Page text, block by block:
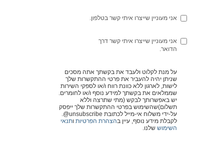
אני מעוניין שייצרו איתי קשר בטלפון.
אני מעוניין שייצרו איתי קשר דרך
הדואר.
על מנת לקלוט ולעבד את בקשתך אתה מסכים
שניתן יהיה להעביר את פרטי ההתקשרות שלך
לישות, לארגון ללא כוונת רווח ו/או לספקי השירות
שממלאים את בקשתך למידע נוסף ו/או לחומרים.
יש באפשרותך לבקש (מתי שתרצה וללא
תשלום)שהשימוש בפרטי ההתקשרות שלך ייפסק
על-ידי משלוח אי-מייל לכתובת unsubscribe@
.
לקבלת מידע נוסף, עיין בהצהרת הפרטיות ותנאי
השימוש שלנו.